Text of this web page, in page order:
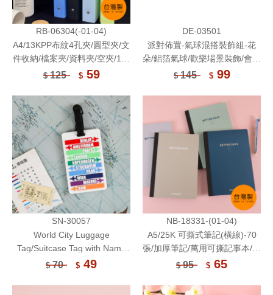
RB-06304(-01-04)
A4/13KPP布紋4孔夾/圓型夾/文
件收納/檔案夾/資料夾/空夾/1本
$125 $59
DE-03501
派對佈置-氣球混搭裝飾組-花
朵/鋁箔氣球/歡樂場景裝飾/會場
佈置/生日佈置/派對佈置/婚禮佈
$145 $99
SN-30057
World City Luggage
Tag/Suitcase Tag with Name
Card/Baggage Tag
$70 $ 49
NB-18331-(01-04)
A5/25K 可撕式筆記(橫線)-70
張/加厚筆記/萬用可撕記事本/側
翻筆記/定頁筆記
$95 $ 65